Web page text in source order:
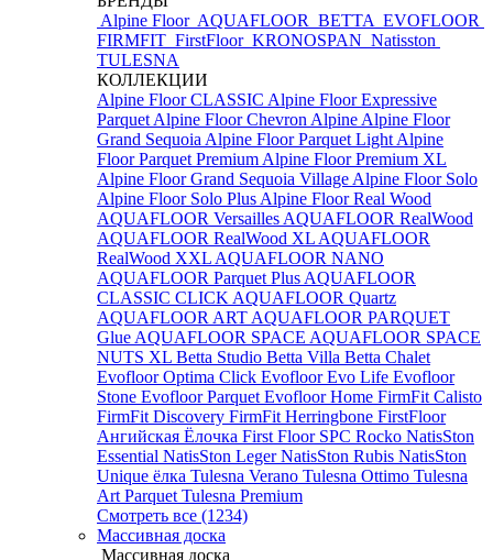
Alpine Floor AQUAFLOOR BETTA EVOFLOOR
FIRMFIT FirstFloor KRONOSPAN Natisston
TULESNA
КОЛЛЕКЦИИ
Alpine Floor CLASSIC Alpine Floor Expressive
Parquet Alpine Floor Chevron Alpine Alpine Floor
Grand Sequoia Alpine Floor Parquet Light Alpine
Floor Parquet Premium Alpine Floor Premium XL
Alpine Floor Grand Sequoia Village Alpine Floor Solo
Alpine Floor Solo Plus Alpine Floor Real Wood
AQUAFLOOR Versailles AQUAFLOOR RealWood
AQUAFLOOR RealWood XL AQUAFLOOR
RealWood XXL AQUAFLOOR NANO
AQUAFLOOR Parquet Plus AQUAFLOOR
CLASSIC CLICK AQUAFLOOR Quartz
AQUAFLOOR ART AQUAFLOOR PARQUET
Glue AQUAFLOOR SPACE AQUAFLOOR SPACE
NUTS XL Betta Studio Betta Villa Betta Chalet
Evofloor Optima Click Evofloor Evo Life Evofloor
Stone Evofloor Parquet Evofloor Home FirmFit Calisto
FirmFit Discovery FirmFit Herringbone FirstFloor
Ангийская Ёлочка First Floor SPC Rocko NatisSton
Essential NatisSton LegerNatisSton Rubis NatisSton
Unique ёлка Tulesna Verano Tulesna Ottimo Tulesna
Art Parquet Tulesna Premium
Смотреть все (1234)
Массивная доска
Массивная доска